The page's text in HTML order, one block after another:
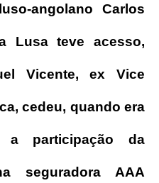
angolano Carlos
Lusa teve acesso,
Vicente, ex Vice
cedeu, quando era
a participação da
seguradora AAA